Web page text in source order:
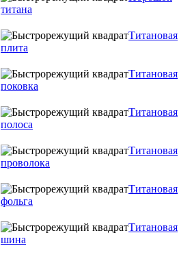
титана
Титановая
плита
Титановая
поковка
Титановая
полоса
Титановая
проволока
Титановая
фольга
Титановая
шина